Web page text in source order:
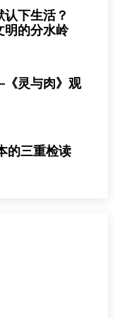
下生活？
的分水岭
灵与肉》观
的三重检读